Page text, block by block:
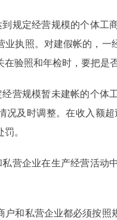
定经营规模的个体工商
业执照。对建假帐的，
在验照和年检时，要把是
规模暂未建帐的个体工
况及时调整。在收入额
。
企业在生产经营活动中
私营企业都必须按照